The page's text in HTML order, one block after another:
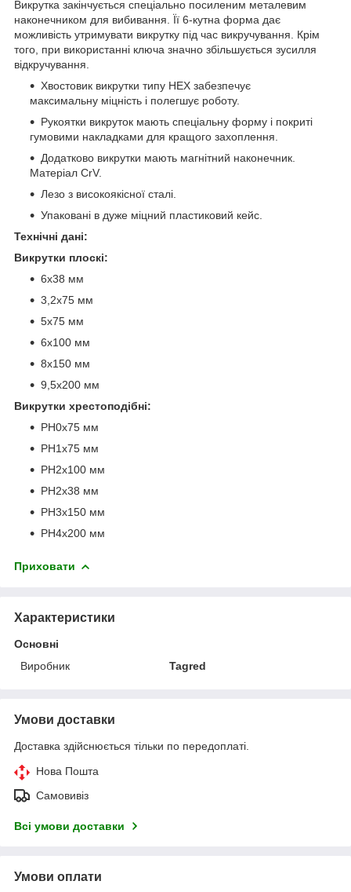
Викрутка закінчується спеціально посиленим металевим
наконечником для вибивання. Її 6-кутна форма дає
можливість утримувати викрутку під час викручування. Крім
того, при використанні ключа значно збільшується зусилля
відкручування.
Хвостовик викрутки типу HEX забезпечує
максимальну міцність і полегшує роботу.
Рукоятки викруток мають спеціальну форму і покриті
гумовими накладками для кращого захоплення.
Додатково викрутки мають магнітний наконечник.
Матеріал CrV.
Лезо з високоякісної сталі.
Упаковані в дуже міцний пластиковий кейс.
Технічні дані:
Викрутки плоскі:
6x38 мм
3,2х75 мм
5x75 мм
6x100 мм
8x150 мм
9,5x200 мм
Викрутки хрестоподібні:
PH0x75 мм
PH1x75 мм
PH2x100 мм
PH2x38 мм
PH3x150 мм
PH4x200 мм
Приховати
Характеристики
Основні
Виробник
Tagred
Умови доставки
Доставка здійснюється тільки по передоплаті.
Нова Пошта
Самовивіз
Всі умови доставки
Умови оплати